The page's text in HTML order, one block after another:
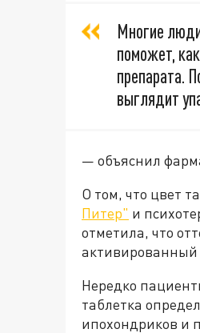
Многие
поможет,
препарата.
выглядит
— объяснил
О том, что цвет
Питер" и
отметила, что
активированный
Нередко
таблетка
ипохондриков и